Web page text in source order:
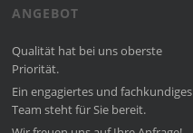
ANGEBOT
Qualität hat bei uns oberste
Priorität.
Ein engagiertes und fach­kun­diges
Team steht für Sie bereit.